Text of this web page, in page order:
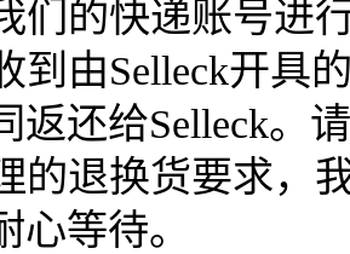
们的快递账号进
到由Selleck开具
返还给Selleck。
的退换货要求，
心等待。